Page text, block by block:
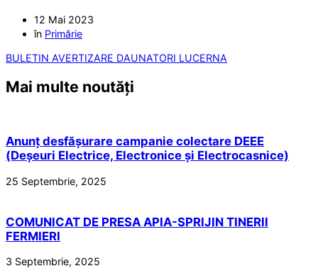
12 Mai 2023
în Primărie
BULETIN AVERTIZARE DAUNATORI LUCERNA
Mai multe noutăți
Anunț desfășurare campanie colectare DEEE
(Deșeuri Electrice, Electronice și Electrocasnice)
25 Septembrie, 2025
COMUNICAT DE PRESA APIA-SPRIJIN TINERII
FERMIERI
3 Septembrie, 2025